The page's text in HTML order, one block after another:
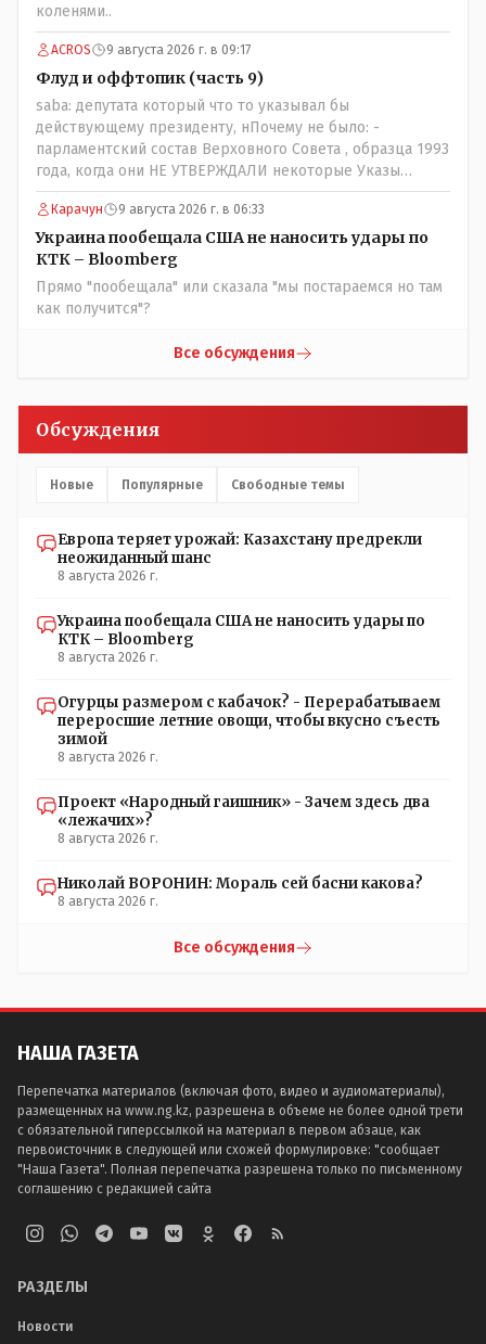
коленями..
ACROS 9 августа 2026 г. в 09:17
Флуд и оффтопик (часть 9)
saba: депутата который что то указывал бы
действующему президенту, нПочему не было: -
парламентский состав Верховного Совета , образца 1993
года, когда они НЕ УТВЕРЖДАЛИ некоторые Указы
Назарбаева, особенно в части выборов и перевыборов и
некоторых вопросах внутренней политики, и тогда
Назарбай волевым Указом РАСПУСТИЛ этот бунтарский
состав. Имя - Серикболсын Абдильдин вам знакомо -
юывший секретарь ЦК КП Казахстана , впоследствии -
депутат Верховного Совета и Мажлиса и Председатель
партии коммунстов- он в то время и после и причём
НЕОДНОКРАТНО, указывал и многократно на недостатки
Назарбая и предлагал ему самому ДОБРОВОЛЬНО уйти с
Карачун 9 августа 2026 г. в 06:33
Украина пообещала США не наносить удары по
КТК – Bloomberg
Прямо "пообещала" или сказала "мы постараемся но там
как получится"?
Все обсуждения
Обсуждения
Новые Популярные Свободные темы
Европа теряет урожай: Казахстану предрекли
неожиданный шанс
8 августа 2026 г.
Украина пообещала США не наносить удары по
КТК – Bloomberg
8 августа 2026 г.
Огурцы размером с кабачок? - Перерабатываем
переросшие летние овощи, чтобы вкусно съесть
зимой
8 августа 2026 г.
Проект «Народный гаишник» - Зачем здесь два
«лежачих»?
8 августа 2026 г.
Николай ВОРОНИН: Мораль сей басни какова?
8 августа 2026 г.
Все обсуждения
НАША ГАЗЕТА
Перепечатка материалов (включая фото, видео и аудиоматериалы),
размещенных на www.ng.kz, разрешена в объеме не более одной трети
с обязательной гиперссылкой на материал в первом абзаце, как
первоисточник в следующей или схожей формулировке: "сообщает
"Наша Газета". Полная перепечатка разрешена только по письменному
соглашению с редакцией сайта
РАЗДЕЛЫ
Новости